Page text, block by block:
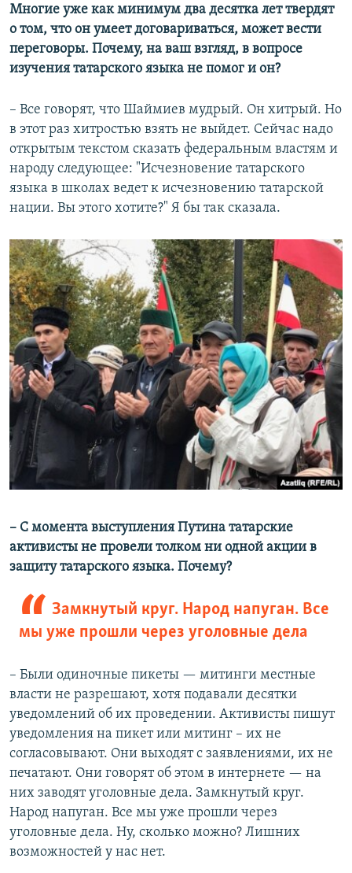
Многие уже как минимум два десятка лет твердят
о том, что он умеет договариваться, может вести
переговоры. Почему, на ваш взгляд, в вопросе
изучения татарского языка не помог и он?
– Все говорят, что Шаймиев мудрый. Он хитрый. Но
в этот раз хитростью взять не выйдет. Сейчас надо
открытым текстом сказать федеральным властям и
народу следующее: "Исчезновение татарского
языка в школах ведет к исчезновению татарской
нации. Вы этого хотите?" Я бы так сказала.
–​ С момента выступления Путина татарские
активисты не провели толком ни одной акции в
защиту татарского языка. Почему?
Замкнутый круг. Народ напуган. Все
мы уже прошли через уголовные дела
– Были одиночные пикеты — митинги местные
власти не разрешают, хотя подавали десятки
уведомлений об их проведении. Активисты пишут
уведомления на пикет или митинг – их не
согласовывают. Они выходят с заявлениями, их не
печатают. Они говорят об этом в интернете — на
них заводят уголовные дела. Замкнутый круг.
Народ напуган. Все мы уже прошли через
уголовные дела. Ну, сколько можно? Лишних
возможностей у нас нет.